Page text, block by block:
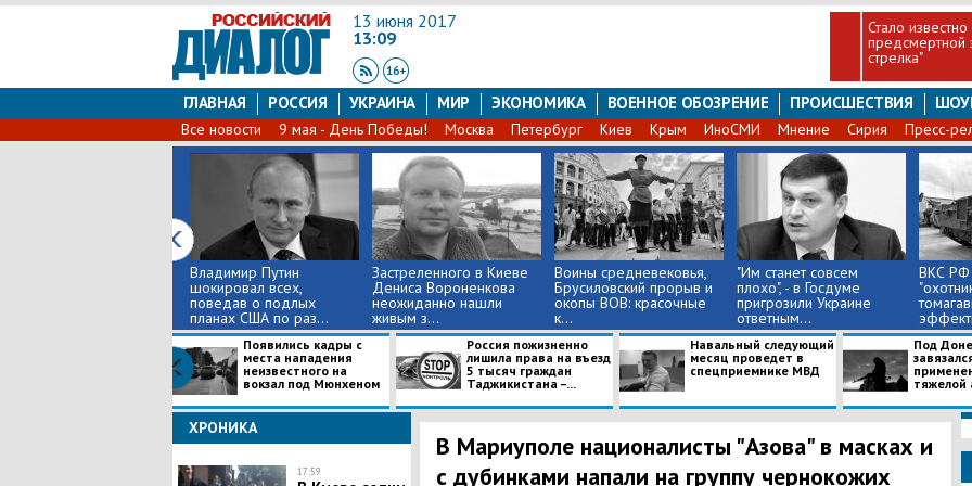
13 июня 2017
13:09
Стало
предсмертной
стрелка"
ГЛАВНАЯ РОССИЯ УКРАИНА МИР ЭКОНОМИКА ВОЕННОЕ ОБОЗРЕНИЕ ПРОИСШЕСТВИЯ
Все новости 9 мая - День Победы! Москва Петербург Киев Крым ИноСМИ Мнение Сирия Пресс-
Владимир Путин
шокировал всех,
поведав о подлых
планах США по раз...
Застреленного в Киеве
Дениса Вороненкова
неожиданно нашли
живым з...
Воины средневековья,
Брусиловский прорыв и
окопы ВОВ: красочные
к...
"Им станет совсем
плохо", - в Госдуме
пригрозили Украине
ответным...
ВКС РФ
Появились кадры с
места нападения
неизвестного на
вокзал под Мюнхеном
Россия пожизненно
лишила права на въезд
5 тысяч граждан
Таджикистана –...
Навальный следующий
месяц проведет в
спецприемнике МВД
Под
тяжелой
ХРОНИКА
17:59
В Мариуполе националисты "Азова" в масках и
с дубинками напали на группу чернокожих